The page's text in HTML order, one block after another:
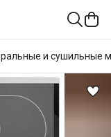
и сушильные